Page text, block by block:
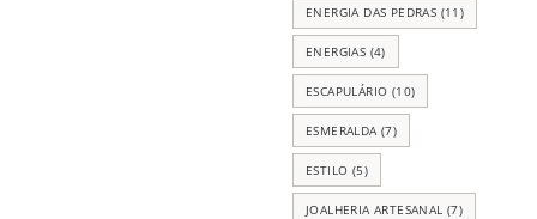
ENERGIA DAS PEDRAS (11)
ENERGIAS (4)
ESCAPULÁRIO (10)
ESMERALDA (7)
ESTILO (5)
JOALHERIA ARTESANAL (7)